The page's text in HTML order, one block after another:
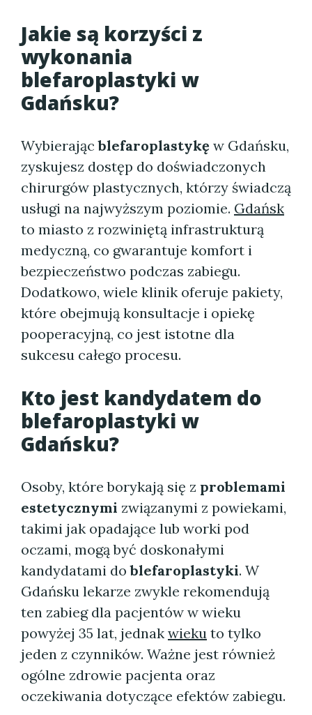
Jakie są korzyści z
wykonania
blefaroplastyki w
Gdańsku?
Wybierającblefaroplastykę w Gdańsku,
zyskujesz dostęp do doświadczonych
chirurgów plastycznych, którzy świadczą
usługi na najwyższym poziomie. Gdańsk
to miasto z rozwiniętą infrastrukturą
medyczną, co gwarantuje komfort i
bezpieczeństwo podczas zabiegu.
Dodatkowo, wiele klinik oferuje pakiety,
które obejmują konsultacje i opiekę
pooperacyjną, co jest istotne dla
sukcesu całego procesu.
Kto jest kandydatem do
blefaroplastyki w
Gdańsku?
Osoby, które borykają się z problemami
estetycznymi związanymi z powiekami,
takimi jak opadające lub worki pod
oczami, mogą być doskonałymi
kandydatami doblefaroplastyki. W
Gdańsku lekarze zwykle rekomendują
ten zabieg dla pacjentów w wieku
powyżej 35 lat, jednak wieku to tylko
jeden z czynników. Ważne jest również
ogólne zdrowie pacjenta oraz
oczekiwania dotyczące efektów zabiegu.